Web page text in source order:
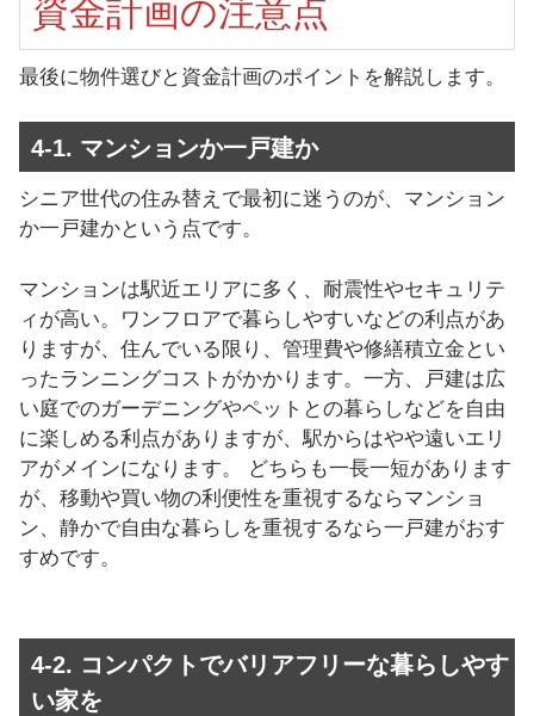
資金計画の注意点
最後に物件選びと資金計画のポイントを解説します。
4-1. マンションか一戸建か
シニア世代の住み替えで最初に迷うのが、マンション
か一戸建かという点です。
マンションは駅近エリアに多く、耐震性やセキュリテ
ィが高い。ワンフロアで暮らしやすいなどの利点があ
りますが、住んでいる限り、管理費や修繕積立金とい
ったランニングコストがかかります。一方、戸建は広
い庭でのガーデニングやペットとの暮らしなどを自由
に楽しめる利点がありますが、駅からはやや遠いエリ
アがメインになります。 どちらも一長一短があります
が、移動や買い物の利便性を重視するならマンショ
ン、静かで自由な暮らしを重視するなら一戸建がおす
すめです。
4-2. コンパクトでバリアフリーな暮らしやす
い家を